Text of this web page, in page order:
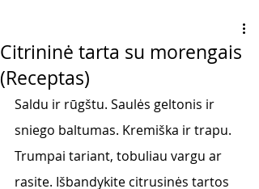
Citrininė tarta su morengais
(Receptas)
Saldu ir rūgštu. Saulės geltonis ir
sniego baltumas. Kremiška ir trapu.
Trumpai tariant, tobuliau vargu ar
rasite. Išbandykite citrusinės tartos